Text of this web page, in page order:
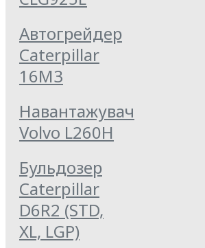
Автогрейдер
Caterpillar
16M3
Навантажувач
Volvo L260H
Бульдозер
Caterpillar
D6R2 (STD,
XL, LGP)